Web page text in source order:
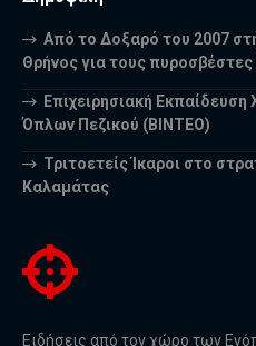
Από το Δοξαρό του 2007
Θρήνος για τους πυροσβέστες
Επιχειρησιακή Εκπαίδευση
Όπλων Πεζικού (ΒΙΝΤΕΟ)
Τριτοετείς Ίκαροι στο
Καλαμάτας
Ειδήσεις από τον χώρο των